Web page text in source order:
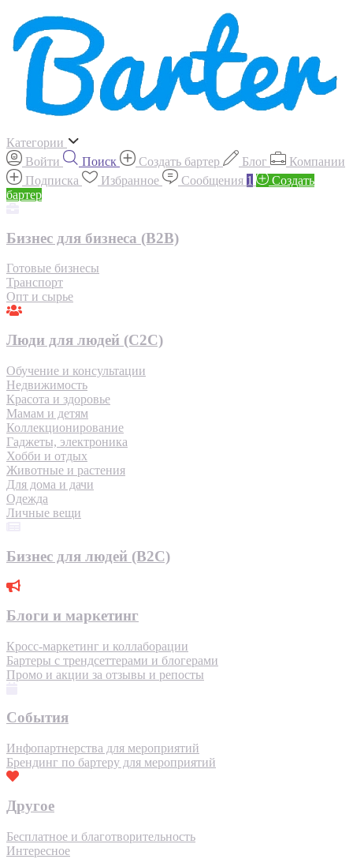
Категории
Войти
Поиск Создать бартер Блог
Компании
Подписка
Избранное Сообщения 1
Создать
бартер
Бизнес для бизнеса (B2B)
Готовые бизнесы
Транспорт
Опт и сырье
Люди для людей (С2С)
Обучение и консультации
Недвижимость
Красота и здоровье
Мамам и детям
Коллекционирование
Гаджеты, электроника
Хобби и отдых
Животные и растения
Для дома и дачи
Одежда
Личные вещи
Бизнес для людей (B2C)
Блоги и маркетинг
Кросс-маркетинг и коллаборации
Бартеры с трендсеттерами и блогерами
Промо и акции за отзывы и репосты
События
Инфопартнерства для мероприятий
Брендинг по бартеру для мероприятий
Другое
Бесплатное и благотворительность
Интересное